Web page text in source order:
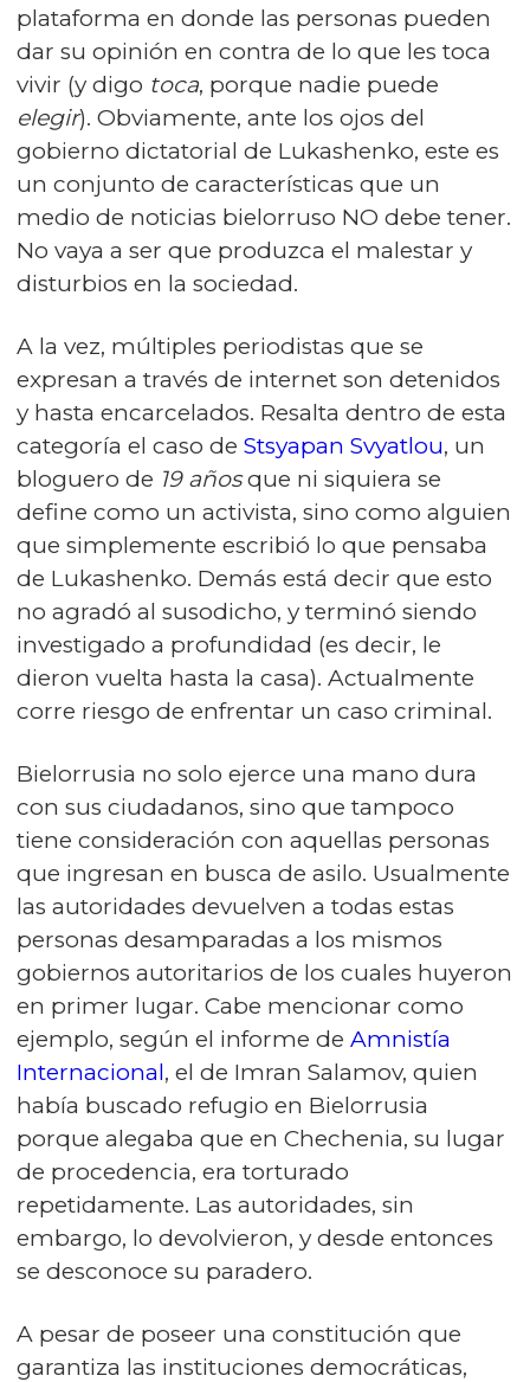
plataforma en donde las personas pueden
dar su opinión en contra de lo que les toca
vivir (y digo toca, porque nadie puede
elegir). Obviamente, ante los ojos del
gobierno dictatorial de Lukashenko, este es
un conjunto de características que un
medio de noticias bielorruso NO debe tener.
No vaya a ser que produzca el malestar y
disturbios en la sociedad.
A la vez, múltiples periodistas que se
expresan a través de internet son detenidos
y hasta encarcelados. Resalta dentro de esta
categoría el caso de Stsyapan Svyatlou, un
bloguero de 19 añosque ni siquiera se
define como un activista, sino como alguien
que simplemente escribió lo que pensaba
de Lukashenko. Demás está decir que esto
no agradó al susodicho, y terminó siendo
investigado a profundidad (es decir, le
dieron vuelta hasta la casa). Actualmente
corre riesgo de enfrentar un caso criminal.
Bielorrusia no solo ejerce una mano dura
con sus ciudadanos, sino que tampoco
tiene consideración con aquellas personas
que ingresan en busca de asilo. Usualmente
las autoridades devuelven a todas estas
personas desamparadas a los mismos
gobiernos autoritarios de los cuales huyeron
en primer lugar. Cabe mencionar como
ejemplo, según el informe de Amnistía
Internacional, el de Imran Salamov, quien
había buscado refugio en Bielorrusia
porque alegaba que en Chechenia, su lugar
de procedencia, era torturado
repetidamente. Las autoridades, sin
embargo, lo devolvieron, y desde entonces
se desconoce su paradero.
A pesar de poseer una constitución que
garantiza las instituciones democráticas,